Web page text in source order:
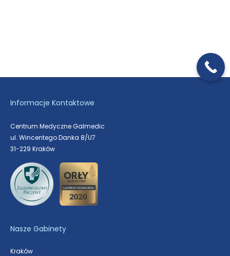
Informacje Kontaktowe
Centrum Medyczne Galmedic
ul. Wincentego Danka 8/U7
31-229 Kraków
Nasze Gabinety
Kraków